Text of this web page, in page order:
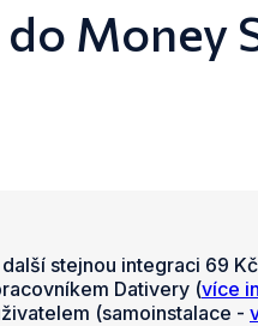
Money
stejnou integraci 69
Dativery (více
(samoinstalace -